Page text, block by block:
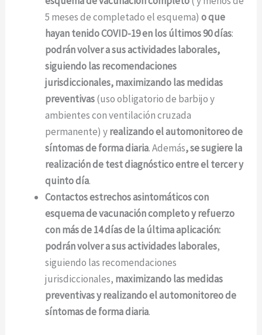
5 meses de completado el esquema)o que
hayan tenido COVID-19 en los últimos 90 días:
podrán volver a sus actividades laborales,
siguiendo las recomendaciones
jurisdiccionales, maximizando las medidas
preventivas(uso obligatorio de barbijo y
ambientes con ventilación cruzada
permanente) yrealizando el automonitoreo de
síntomas de forma diaria. Además, se sugiere la
realización de test diagnóstico entre el tercer y
quinto día.
Contactos estrechos asintomáticos con
esquema de vacunación completo y refuerzo
con más de 14 días de la última aplicación:
podrán volver a sus actividades laborales,
siguiendo las recomendaciones
jurisdiccionales, maximizando las medidas
preventivas y realizando el automonitoreo de
síntomas de forma diaria.